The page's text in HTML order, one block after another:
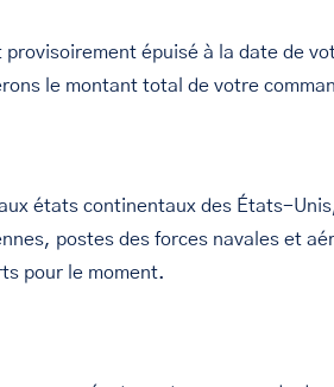
épuisé à la date de
le montant total de votre
états continentaux des États-
postes des forces navales et
pour le moment.